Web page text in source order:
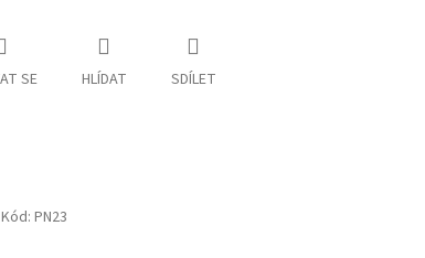
SE HLÍDAT SDÍLET
Kód:PN23